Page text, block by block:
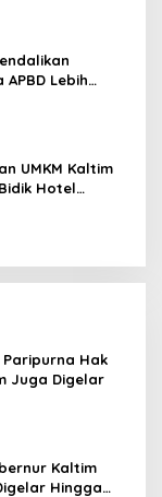
Lebih
UMKM Kaltim
Hotel
Paripurna Hak
Juga Digelar
Kaltim
Hingga